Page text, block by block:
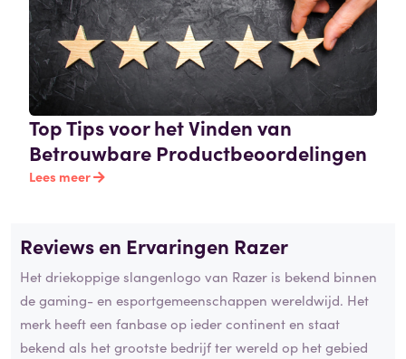
Top Tips voor het Vinden van
Betrouwbare Productbeoordelingen
Lees meer
Reviews en Ervaringen Razer
Het driekoppige slangenlogo van Razer is bekend binnen
de gaming- en esportgemeenschappen wereldwijd. Het
merk heeft een fanbase op ieder continent en staat
bekend als het grootste bedrijf ter wereld op het gebied